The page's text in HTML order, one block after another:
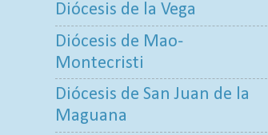
Diócesis de la Vega
Diócesis de Mao-
Montecristi
Diócesis de San Juan de la
Maguana